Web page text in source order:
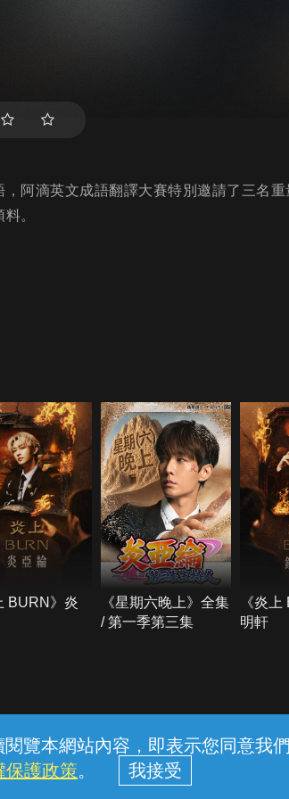
覽本網站內容，即表示您同意我
保護政策。
阿滴英文成語翻譯大賽特別邀請了三名
。
BURN》炎
《星期六晚上》全集
/ 第一季第三集
《炎
明軒
隱私權保護
編號：96979949) © 2026